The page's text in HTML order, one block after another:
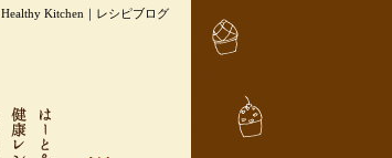
Healthy Kitchen｜レシピブログ